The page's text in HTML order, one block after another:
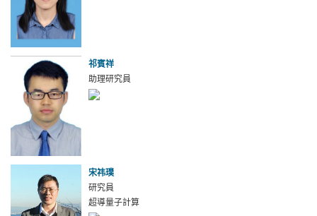
祁賓祥
助理研究員
宋祎璞
研究員
超導量子計算